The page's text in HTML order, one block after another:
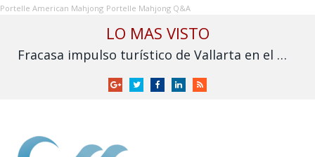
Portelle American Mahjong Portelle Mahjong Q&A
LO MAS VISTO
Fracasa impulso turístico de Vallarta en el Mundial: derrama cae frente a 2025
GoogleTwitterFacebookLinkedInRSS